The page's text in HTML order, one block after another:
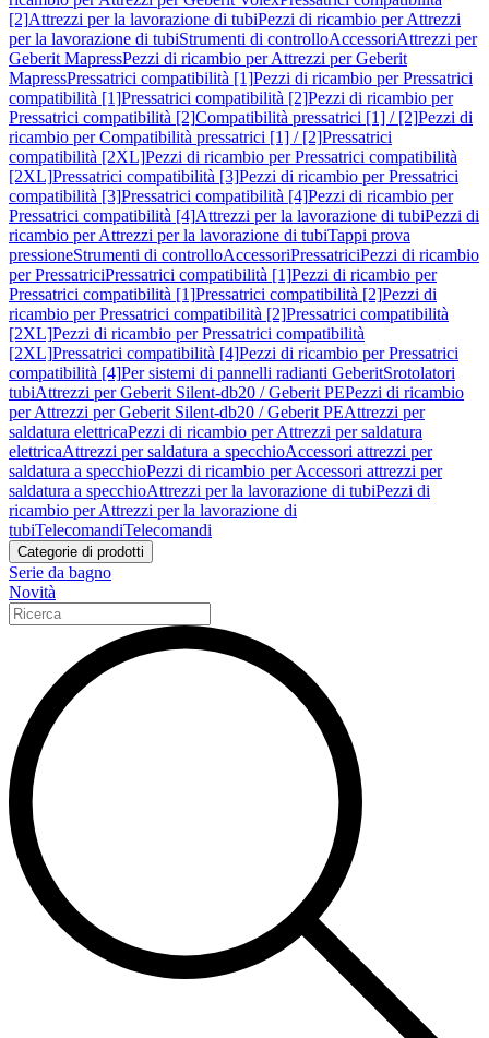
[2]Attrezzi per la lavorazione di tubiPezzi di ricambio per Attrezzi
per la lavorazione di tubiStrumenti di controlloAccessoriAttrezzi per
Geberit MapressPezzi di ricambio per Attrezzi per Geberit
MapressPressatrici compatibilità [1]Pezzi di ricambio per Pressatrici
compatibilità [1]Pressatrici compatibilità [2]Pezzi di ricambio per
Pressatrici compatibilità [2]Compatibilità pressatrici [1] / [2]Pezzi di
ricambio per Compatibilità pressatrici [1] / [2]Pressatrici
compatibilità [2XL]Pezzi di ricambio per Pressatrici compatibilità
[2XL]Pressatrici compatibilità [3]Pezzi di ricambio per Pressatrici
compatibilità [3]Pressatrici compatibilità [4]Pezzi di ricambio per
Pressatrici compatibilità [4]Attrezzi per la lavorazione di tubiPezzi di
ricambio per Attrezzi per la lavorazione di tubiTappi prova
pressioneStrumenti di controlloAccessoriPressatriciPezzi di ricambio
per PressatriciPressatrici compatibilità [1]Pezzi di ricambio per
Pressatrici compatibilità [1]Pressatrici compatibilità [2]Pezzi di
ricambio per Pressatrici compatibilità [2]Pressatrici compatibilità
[2XL]Pezzi di ricambio per Pressatrici compatibilità
[2XL]Pressatrici compatibilità [4]Pezzi di ricambio per Pressatrici
compatibilità [4]Per sistemi di pannelli radianti GeberitSrotolatori
tubiAttrezzi per Geberit Silent-db20 / Geberit PEPezzi di ricambio
per Attrezzi per Geberit Silent-db20 / Geberit PEAttrezzi per
saldatura elettricaPezzi di ricambio per Attrezzi per saldatura
elettricaAttrezzi per saldatura a specchioAccessori attrezzi per
saldatura a specchioPezzi di ricambio per Accessori attrezzi per
saldatura a specchioAttrezzi per la lavorazione di tubiPezzi di
ricambio per Attrezzi per la lavorazione di
tubiTelecomandiTelecomandi
Categorie di prodotti
Serie da bagno
Novità